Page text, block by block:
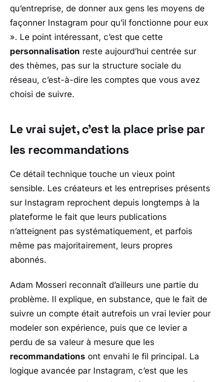
qu’entreprise, de donner aux gens les moyens de
façonner Instagram pour qu’il fonctionne pour eux
». Le point intéressant, c’est que cette
personnalisation reste aujourd’hui centrée sur
des thèmes, pas sur la structure sociale du
réseau, c’est-à-dire les comptes que vous avez
choisi de suivre.
Le vrai sujet, c’est la place prise par
les recommandations
Ce détail technique touche un vieux point
sensible. Les créateurs et les entreprises présents
sur Instagram reprochent depuis longtemps à la
plateforme le fait que leurs publications
n’atteignent pas systématiquement, et parfois
même pas majoritairement, leurs propres
abonnés.
Adam Mosseri reconnaît d’ailleurs une partie du
problème. Il explique, en substance, que le fait de
suivre un compte était autrefois un vrai levier pour
modeler son expérience, puis que ce levier a
perdu de sa valeur à mesure que les
recommandations ont envahi le fil principal. La
logique avancée par Instagram, c’est que les